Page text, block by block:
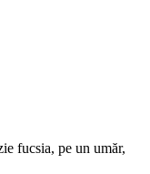
fucsia, pe un umăr,